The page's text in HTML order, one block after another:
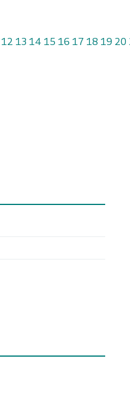
12 13 14 15 16 17 18 19 20